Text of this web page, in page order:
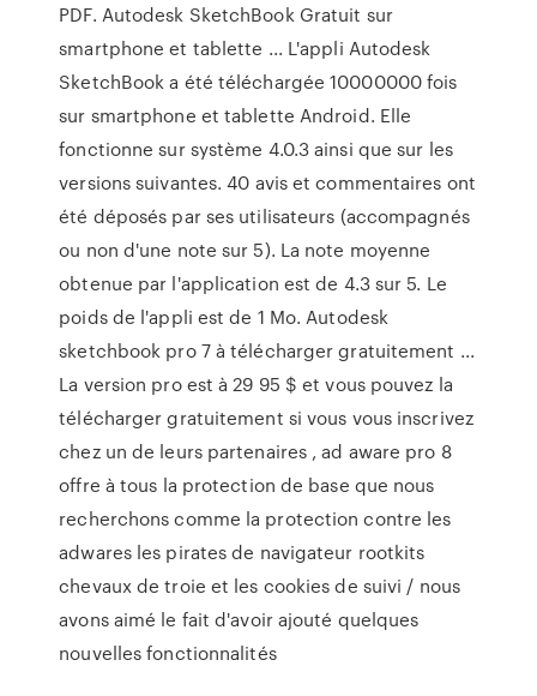
PDF. Autodesk SketchBook Gratuit sur
smartphone et tablette ... L'appli Autodesk
SketchBook a été téléchargée 10000000 fois
sur smartphone et tablette Android. Elle
fonctionne sur système 4.0.3 ainsi que sur les
versions suivantes. 40 avis et commentaires ont
été déposés par ses utilisateurs (accompagnés
ou non d'une note sur 5). La note moyenne
obtenue par l'application est de 4.3 sur 5. Le
poids de l'appli est de 1 Mo. Autodesk
sketchbook pro 7 à télécharger gratuitement ...
La version pro est à 29 95 $ et vous pouvez la
télécharger gratuitement si vous vous inscrivez
chez un de leurs partenaires , ad aware pro 8
offre à tous la protection de base que nous
recherchons comme la protection contre les
adwares les pirates de navigateur rootkits
chevaux de troie et les cookies de suivi / nous
avons aimé le fait d'avoir ajouté quelques
nouvelles fonctionnalités